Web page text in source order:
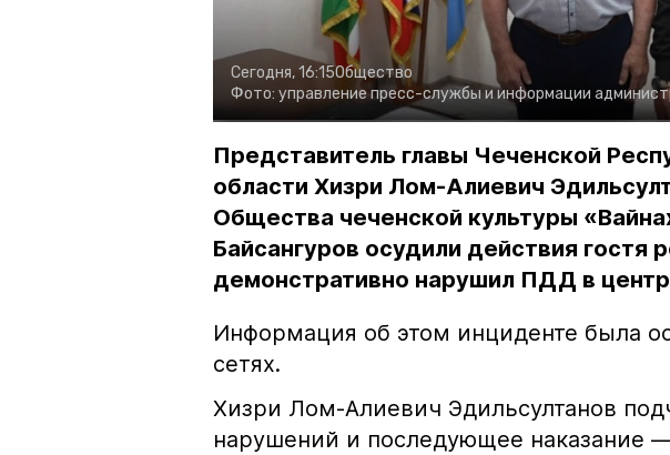
Сегодня, 16:15Общество
Фото: управление пресс-службы и информации
Представитель главы Чеченской
области Хизри Лом-Алиевич
Общества чеченской культуры
Байсангуров осудили действия гостя
демонстративно нарушил ПДД в
Информация об этом инциденте была
сетях.
Хизри Лом-Алиевич Эдильсултанов
нарушений и последующее наказание